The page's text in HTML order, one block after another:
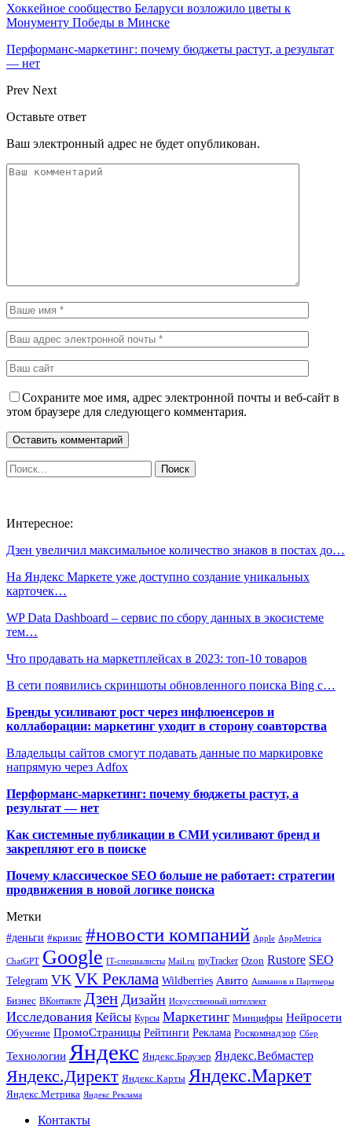
Хоккейное сообщество Беларуси возложило цветы к
Монументу Победы в Минске
Перформанс-маркетинг: почему бюджеты растут, а результат
— нет
Prev Next
Оставьте ответ
Ваш электронный адрес не будет опубликован.
Сохраните мое имя, адрес электронной почты и веб-сайт в
этом браузере для следующего комментария.
Интересное:
Дзен увеличил максимальное количество знаков в постах до…
На Яндекс Маркете уже доступно создание уникальных
карточек…
WP Data Dashboard – сервис по сбору данных в экосистеме
тем…
Что продавать на маркетплейсах в 2023: топ-10 товаров
В сети появились скриншоты обновленного поиска Bing с…
Бренды усиливают рост через инфлюенсеров и
коллаборации: маркетинг уходит в сторону соавторства
Владельцы сайтов смогут подавать данные по маркировке
напрямую через Adfox
Перформанс-маркетинг: почему бюджеты растут, а
результат — нет
Как системные публикации в СМИ усиливают бренд и
закрепляют его в поиске
Почему классическое SEO больше не работает: стратегии
продвижения в новой логике поиска
Метки
#деньги #кризис #новости компаний Apple AppMetrica
ChatGPT Google IT-специалисты Mail.ru myTracker Ozon Rustore SEO
Telegram VK VK Реклама Wildberries Авито Ашманов и Партнеры
Бизнес ВКонтакте Дзен Дизайн Искусственный интеллект
Исследования Кейсы Курсы Маркетинг Минцифры Нейросети
Обучение ПромоСтраницы Рейтинги Реклама Роскомнадзор Сбер
Технологии Яндекс Яндекс.Браузер Яндекс.Вебмастер
Яндекс.Директ Яндекс.Карты Яндекс.Маркет
Яндекс.Метрика Яндекс Реклама
Контакты